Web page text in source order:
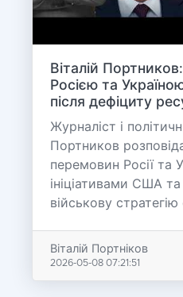
Віталій
Росією та
після дефіциту
Журналіст і
Портников
перемовин Росії та
ініціативами США
військову
Віталій Портніков
2026-05-08 07:21:51